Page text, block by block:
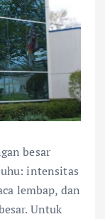
besar
intensitas
lembap, dan
Untuk